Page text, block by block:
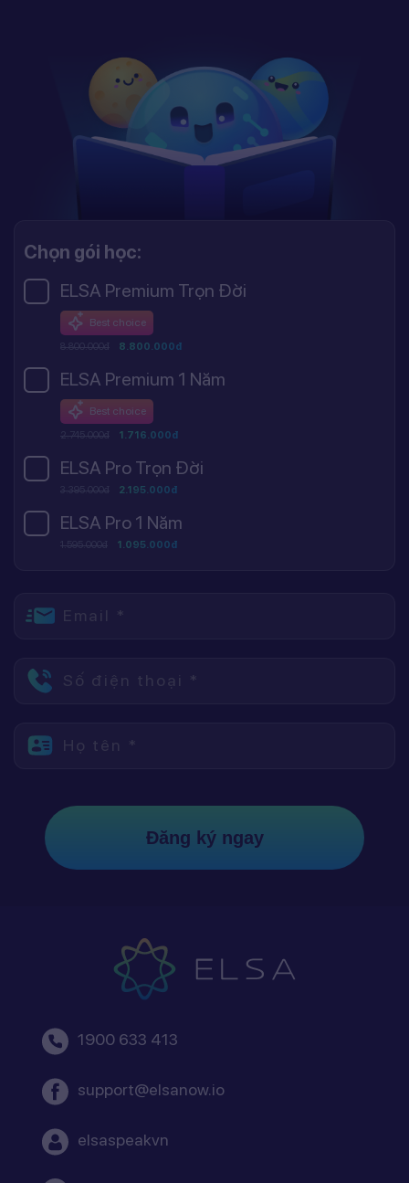
Chọn gói học:
ELSA Premium Trọn Đời
Best choice
8.800.000đ 8.800.000đ
ELSA Premium 1 Năm
Best choice
2.745.000đ 1.716.000đ
ELSA Pro Trọn Đời
3.395.000đ 2.195.000đ
ELSA Pro 1 Năm
1.595.000đ 1.095.000đ
Email *
Số điện thoại *
Họ tên *
Đăng ký ngay
1900 633 413
support@elsanow.io
elsaspeakvn